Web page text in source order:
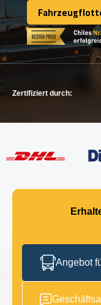
Zertifiziert durch:
Angebot